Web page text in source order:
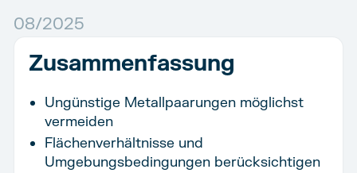
08/2025
Zusammenfassung
Ungünstige Metallpaarungen möglichst
vermeiden
Flächenverhältnisse und
Umgebungsbedingungen berücksichtigen